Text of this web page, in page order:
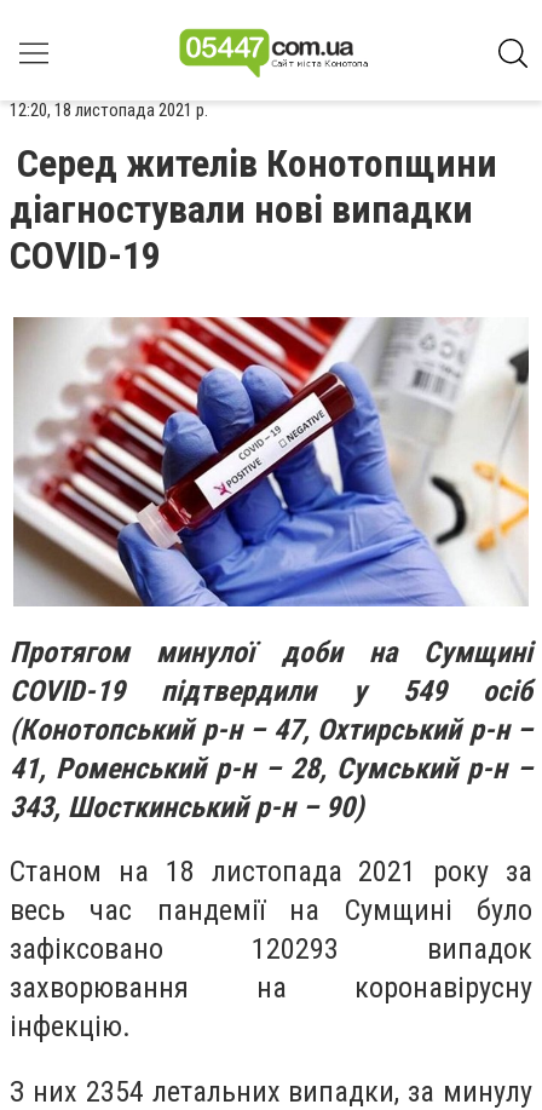
12:20, 18 листопада 2021 р.
Серед жителів Конотопщини
діагностували нові випадки
COVID-19
Протягом минулої доби на Сумщині
COVID-19 підтвердили у 549 осіб
(Конотопський р-н – 47, Охтирський р-н –
41, Роменський р-н – 28, Сумський р-н –
343, Шосткинський р-н – 90)
Станом на 18 листопада 2021 року за
весь час пандемії на Сумщині було
зафіксовано 120293 випадок
захворювання на коронавірусну
інфекцію.
З них 2354 летальних випадки, за минулу